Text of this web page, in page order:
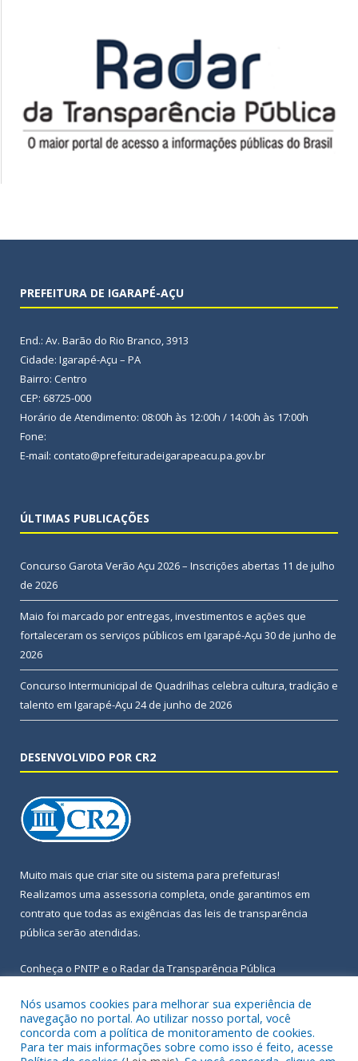
PREFEITURA DE IGARAPÉ-AÇU
End.: Av. Barão do Rio Branco, 3913
Cidade: Igarapé-Açu – PA
Bairro: Centro
CEP: 68725-000
Horário de Atendimento: 08:00h às 12:00h / 14:00h às 17:00h
Fone:
E-mail: contato@prefeituradeigarapeacu.pa.gov.br
ÚLTIMAS PUBLICAÇÕES
Concurso Garota Verão Açu 2026 – Inscrições abertas 11 de julho
de 2026
Maio foi marcado por entregas, investimentos e ações que
fortaleceram os serviços públicos em Igarapé-Açu 30 de junho de
2026
Concurso Intermunicipal de Quadrilhas celebra cultura, tradição e
talento em Igarapé-Açu 24 de junho de 2026
DESENVOLVIDO POR CR2
Muito mais que criar site ou sistema para prefeituras!
Realizamos uma assessoria completa, onde garantimos em
contrato que todas as exigências das leis de transparência
pública serão atendidas.
Conheça o PNTP e o Radar da Transparência Pública
Todos os direitos reservados a Prefeitura Municipal de Igarapé-
Nós usamos cookies para melhorar sua experiência de
navegação no portal. Ao utilizar nosso portal, você
concorda com a política de monitoramento de cookies.
Para ter mais informações sobre como isso é feito, acesse